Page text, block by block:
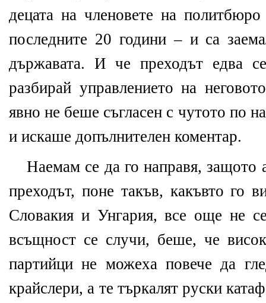
децата на членовете на
последните 20 години –и са
държавата. И че преходът едва
разбирай управлението на
явно не беше съгласен с чутото по
и искаше допълнителен коментар.
Наемам се да го направя, защото
преходът, поне такъв, какъвто го
Словакия и Унгария, все още не
всъщност се случи, беше, че
партийци не можеха повече да
крайслери, а те търкалят руски